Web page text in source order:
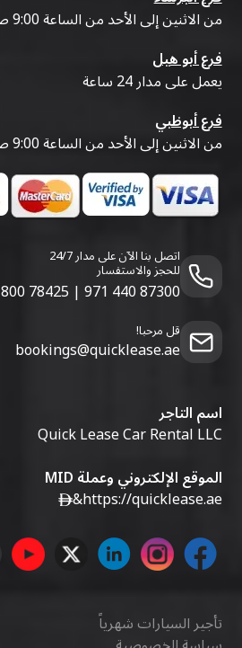
من الاثنين إلى الأحد من الساعة 9:00 صباحًا حتى 07:00 مساءً
فرع أبو هيل
يعمل على مدار 24 ساعة
فرع أبوظبي
من الاثنين إلى الأحد من الساعة 9:00 صباحًا حتى 07:00 مساءً
اتصل بنا الآن على مدار 24/7
للحجز والاستفسار
800 78425 | 971 440 87300
قل مرحبا!
bookings@quicklease.ae
اسم التاجر
Quick Lease Car Rental LLC
الموقع الإلكتروني وعملة MID
https://quicklease.ae
&
تأجير السيارات شهرياً